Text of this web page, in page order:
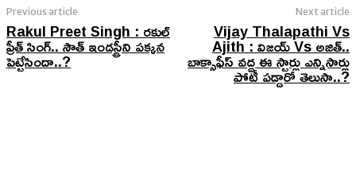
Previous article
Rakul Preet Singh : రకుల్
ప్రీత్ సింగ్.. సౌత్ ఇండస్ట్రీని పక్కన
పెట్టేసిందా..?
Next article
Vijay Thalapathi Vs
Ajith : విజయ్‌ Vs అజిత్‌..
బాక్సాఫీస్ వద్ద ఈ స్టార్లు ఎన్నిసార్లు
పోటీ పడ్డారో తెలుసా..?